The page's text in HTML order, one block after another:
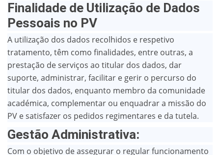
Finalidade de Utilização de Dados
Pessoais no PV
A utilização dos dados recolhidos e respetivo
tratamento, têm como finalidades, entre outras, a
prestação de serviços ao titular dos dados, dar
suporte, administrar, facilitar e gerir o percurso do
titular dos dados, enquanto membro da comunidade
académica, complementar ou enquadrar a missão do
PV e satisfazer os pedidos regimentares e da tutela.
Gestão Administrativa:
Com o objetivo de assegurar o regular funcionamento